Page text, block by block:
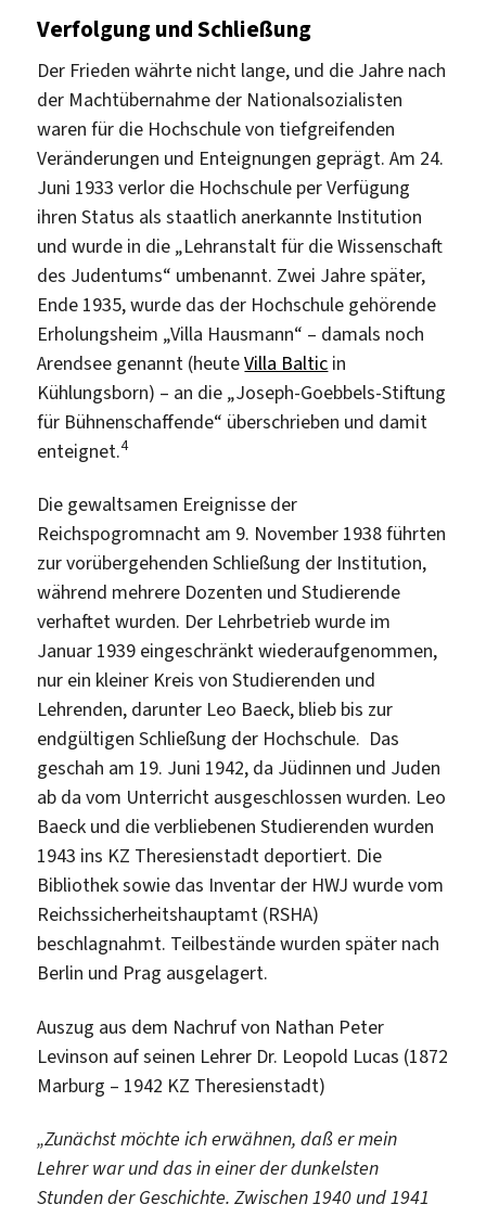
Verfolgung und Schließung
Der Frieden währte nicht lange, und die Jahre nach
der Machtübernahme der Nationalsozialisten
waren für die Hochschule von tiefgreifenden
Veränderungen und Enteignungen geprägt. Am 24.
Juni 1933 verlor die Hochschule per Verfügung
ihren Status als staatlich anerkannte Institution
und wurde in die „Lehranstalt für die Wissenschaft
des Judentums“ umbenannt. Zwei Jahre später,
Ende 1935, wurde das der Hochschule gehörende
Erholungsheim „Villa Hausmann“ – damals noch
Arendsee genannt (heuteVilla Baltic in
Kühlungsborn) – an die „Joseph-Goebbels-Stiftung
für Bühnenschaffende“ überschrieben und damit
enteignet.4
Die gewaltsamen Ereignisse der
Reichspogromnacht am 9. November 1938 führten
zur vorübergehenden Schließung der Institution,
während mehrere Dozenten und Studierende
verhaftet wurden. Der Lehrbetrieb wurde im
Januar 1939 eingeschränkt wiederaufgenommen,
nur ein kleiner Kreis von Studierenden und
Lehrenden, darunter Leo Baeck, blieb bis zur
endgültigen Schließung der Hochschule. Das
geschah am 19. Juni 1942, da Jüdinnen und Juden
ab da vom Unterricht ausgeschlossen wurden. Leo
Baeck und die verbliebenen Studierenden wurden
1943 ins KZ Theresienstadt deportiert. Die
Bibliothek sowie das Inventar der HWJ wurde vom
Reichssicherheitshauptamt (RSHA)
beschlagnahmt. Teilbestände wurden später nach
Berlin und Prag ausgelagert.
Auszug aus dem Nachruf von Nathan Peter
Levinson auf seinen Lehrer Dr. Leopold Lucas (1872
Marburg – 1942 KZ Theresienstadt)
„Zunächst möchte ich erwähnen, daß er mein
Lehrer war und das in einer der dunkelsten
Stunden der Geschichte. Zwischen 1940 und 1941